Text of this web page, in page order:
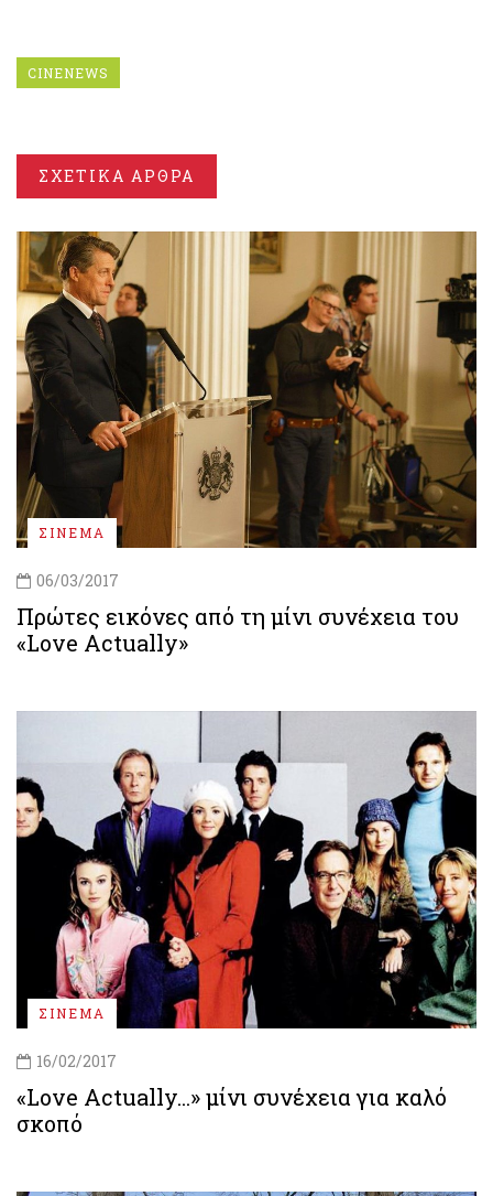
CINENEWS
ΣΧΕΤΙΚΑ ΑΡΘΡΑ
ΣΙΝΕΜΑ
06/03/2017
Πρώτες εικόνες από τη μίνι συνέχεια του
«Love Actually»
ΣΙΝΕΜΑ
16/02/2017
«Love Actually...» μίνι συνέχεια για καλό
σκοπό